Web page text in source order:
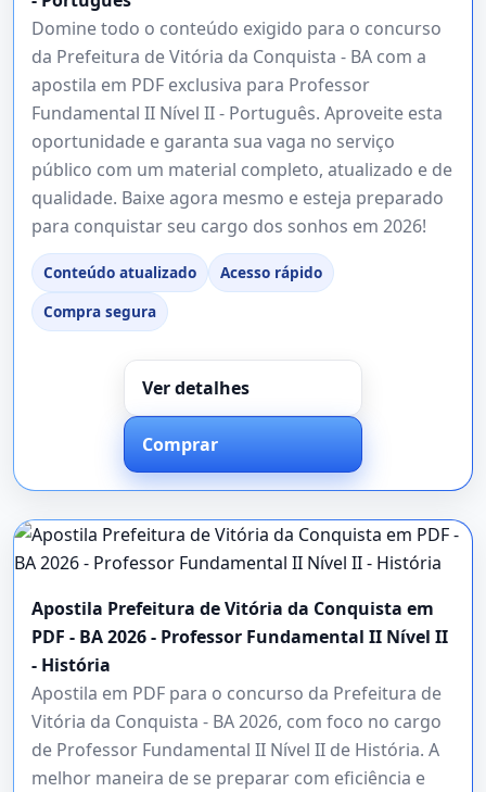
Domine todo o conteúdo exigido para o concurso
da Prefeitura de Vitória da Conquista - BA com a
apostila em PDF exclusiva para Professor
Fundamental II Nível II - Português. Aproveite esta
oportunidade e garanta sua vaga no serviço
público com um material completo, atualizado e de
qualidade. Baixe agora mesmo e esteja preparado
para conquistar seu cargo dos sonhos em 2026!
Conteúdo atualizado
Acesso rápido
Compra segura
Ver detalhes
Comprar
Apostila Prefeitura de Vitória da Conquista em
PDF - BA 2026 - Professor Fundamental II Nível II
- História
Apostila em PDF para o concurso da Prefeitura de
Vitória da Conquista - BA 2026, com foco no cargo
de Professor Fundamental II Nível II de História. A
melhor maneira de se preparar com eficiência e